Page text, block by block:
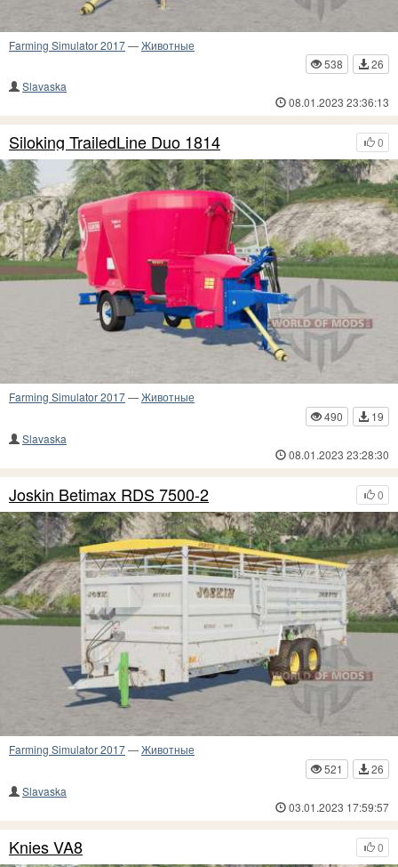
Farming Simulator 2017—Животные
538
26
Slavaska
08.01.2023 23:36:13
0
Siloking TrailedLine Duo 1814
Farming Simulator 2017—Животные
490
19
Slavaska
08.01.2023 23:28:30
0
Joskin Betimax RDS 7500-2
Farming Simulator 2017—Животные
521
26
Slavaska
03.01.2023 17:59:57
0
Knies VA8